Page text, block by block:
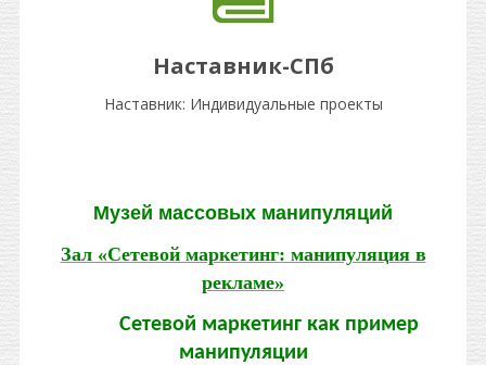
Наставник-СПб
Наставник: Индивидуальные проекты
Музей массовых манипуляций
Зал «Сетевой маркетинг: манипуляция в
рекламе»
Сетевой маркетинг как пример
манипуляции